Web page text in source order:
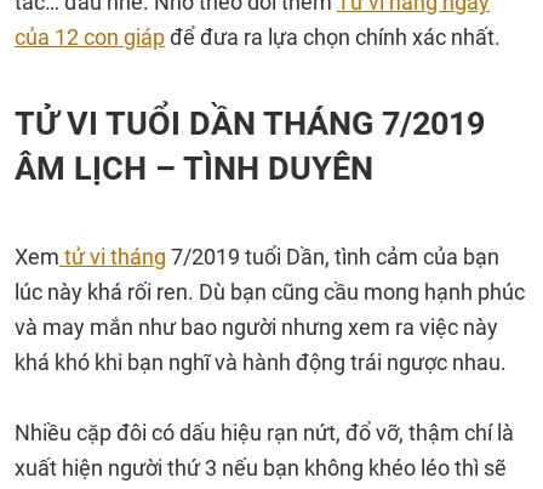
của 12 con giápđể đưa ra lựa chọn chính xác nhất.
TỬ VI TUỔI DẦN THÁNG 7/2019
ÂM LỊCH – TÌNH DUYÊN
Xem tử vi tháng 7/2019 tuổi Dần, tình cảm của bạn
lúc này khá rối ren. Dù bạn cũng cầu mong hạnh phúc
và may mắn như bao người nhưng xem ra việc này
khá khó khi bạn nghĩ và hành động trái ngược nhau.
Nhiều cặp đôi có dấu hiệu rạn nứt, đổ vỡ, thậm chí là
xuất hiện người thứ 3 nếu bạn không khéo léo thì sẽ